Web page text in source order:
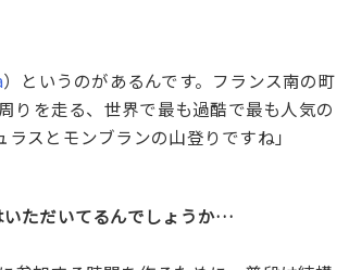
）というのがあるんです。フランス南の町
りを走る、世界で最も過酷で最も人気の
スとモンブランの山登りですね」
ただいてるんでしょうか…